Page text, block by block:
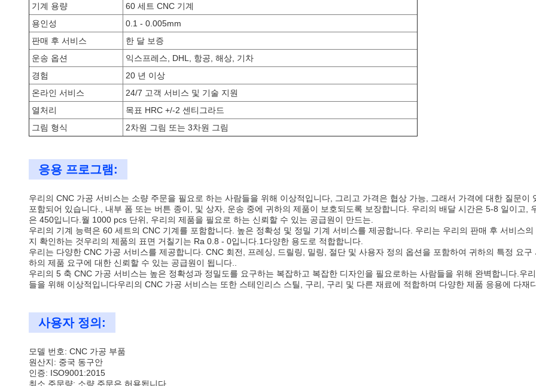
기계 용량
60 세트 CNC 기계
용인성
0.1 - 0.005mm
판매 후 서비스
한 달 보증
운송 옵션
익스프레스, DHL, 항공, 해상, 기차
경험
20 년 이상
온라인 서비스
24/7 고객 서비스 및 기술 지원
열처리
목표 HRC +/-2 센티그라드
그림 형식
2차원 그림 또는 3차원 그림
응용 프로그램:
우리의 CNC 가공 서비스는 소량 주문을 필요로 하는 사람들을 위해 이상적입니다, 그리고 가격은 협상 가능, 그래서 가격에 대한 질문
포함되어 있습니다., 내부 폼 또는 버튼 종이, 및 상자, 운송 중에 귀하의 제품이 보호되도록 보장합니다. 우리의 배달 시간은 5-8 일이고,
은 450입니다.월 1000 pcs 단위, 우리의 제품을 필요로 하는 신뢰할 수 있는 공급원이 만드는.
우리의 기계 능력은 60 세트의 CNC 기계를 포함합니다. 높은 정확성 및 정밀 기계 서비스를 제공합니다. 우리는 우리의 판매 후 서비스
지 확인하는 것우리의 제품의 표면 거칠기는 Ra 0.8 - 0입니다.1다양한 용도로 적합합니다.
우리는 다양한 CNC 가공 서비스를 제공합니다. CNC 회전, 프레싱, 드릴링, 밀링, 절단 및 사용자 정의 옵션을 포함하여 귀하의 특정 요
하의 제품 요구에 대한 신뢰할 수 있는 공급원이 됩니다..
우리의 5 축 CNC 가공 서비스는 높은 정확성과 정밀도를 요구하는 복잡하고 복잡한 디자인을 필요로하는 사람들을 위해 완벽합니다.우
들을 위해 이상적입니다우리의 CNC 가공 서비스는 또한 스테인리스 스틸, 구리, 구리 및 다른 재료에 적합하며 다양한 제품 응용에 다재
사용자 정의:
모델 번호: CNC 가공 부품
원산지: 중국 동구안
인증: ISO9001:2015
최소 주문량: 소량 주문은 허용됩니다.